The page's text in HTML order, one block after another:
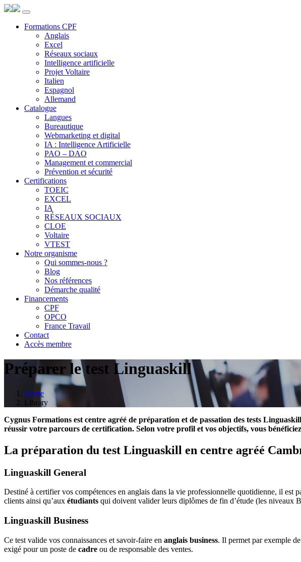
Formations CPF
Anglais
Excel
Réseaux sociaux
Intelligence artificielle
Projet Voltaire
Italien
Espagnol
Allemand
Catalogue
Langues
Bureautique
Webmarketing et digital
IA : Intelligence Artificielle
PAO – DAO
Management et commercial
Prévention et sécurité
Certifications
TOEIC
EXCEL
IA
RÉSEAUX SOCIAUX
CLOE
Voltaire
VTEST
Notre organisme
Qui sommes-nous ?
Blog
Nos références
Démarche qualité
Financements
CPF
OPCO
France Travail
Contact
Accès membre
Préparer le test Linguaskill
Home
Library
Cygnus Formations est centre agréé de préparation et de passation des tests
réussir votre parcours de certification. Selon votre profil et vos objectifs, vous
La préparation du test Linguaskill en centre agréé
Linguaskill General
Destiné à certifier vos compétences en anglais dans la vie professionnelle quotidienne, il est
clients ainsi qu’aux étudiants qui doivent valider leurs diplômes de fin d’étude (les niveaux
Linguaskill Business
Ce test valide vos connaissances et savoir-faire en anglais business. Il permet par exemple
exigé pour un poste de cadre ou de responsable des ventes.
Panneau de gestion des cookies